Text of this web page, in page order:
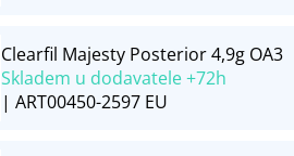
Clearfil Majesty Posterior 4,9g OA3
Skladem u dodavatele +72h
| ART00450-2597 EU